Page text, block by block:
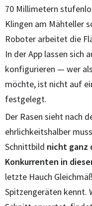
70 Millimetern
Klingen am Mähteller
Roboter arbeitet die
In der App lassen sich
konfigurieren — wer
möchte, ist nicht auf
festgelegt.
Der Rasen sieht nach
ehrlichkeitshalber
Schnittbild nicht ganz
Konkurrenten in
letzte Hauch
Spitzengeräten kennt.